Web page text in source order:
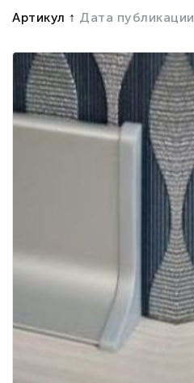
Артикул Дата публикации